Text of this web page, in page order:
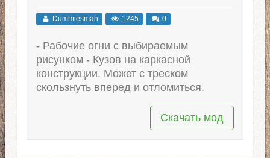
Dummiesman 1245 0
- Рабочие огни с выбираемым
рисунком - Кузов на каркасной
конструкции. Может с треском
скользнуть вперед и отломиться.
Скачать мод